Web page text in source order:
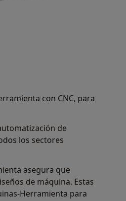
con CNC, para
de
los sectores
asegura que
de máquina. Estas
Herramienta para